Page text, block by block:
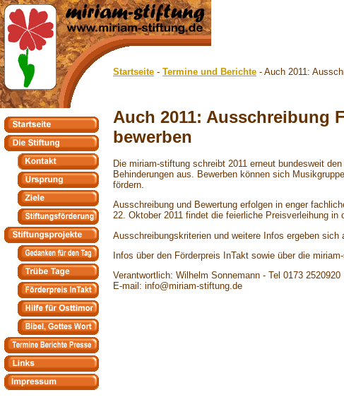
Startseite - Termine und Berichte - Auch 2011:
Auch 2011: Ausschreibung
bewerben
Die miriam-stiftung schreibt 2011 erneut bundesweit
Behinderungen aus. Bewerben können sich
fördern.
Ausschreibung und Bewertung erfolgen in enger
22. Oktober 2011 findet die feierliche Preisverleihung
Ausschreibungskriterien und weitere Infos ergeben sich
Infos über den Förderpreis InTakt sowie über die
Verantwortlich: Wilhelm Sonnemann - Tel 0173 2520920
E-mail: info@miriam-stiftung.de